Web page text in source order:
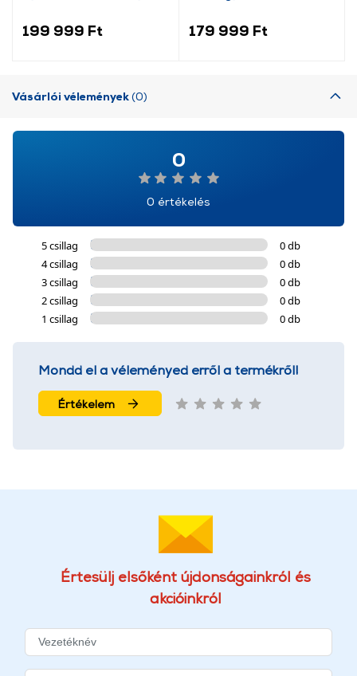
199 999 Ft 179 999 Ft
Vásárlói vélemények(0)
0
0 értékelés
5 csillag
0 db
4 csillag
0 db
3 csillag
0 db
2 csillag
0 db
1 csillag
0 db
Mondd el a véleményed erről a termékről!
Értékelem
Értesülj elsőként újdonságainkról és
akcióinkról